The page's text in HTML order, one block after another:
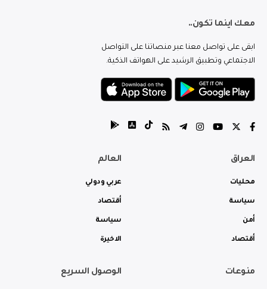
معك اينما تكون..
ابقى على تواصل معنا عبر منصاتنا على التواصل
الاجتماعي وتطبيق الرشيد على الهواتف الذكية.
العراق
محليات
سياسة
أمن
أقتصاد
العالم
عربي ودولي
أقتصاد
سياسة
الاخيرة
منوعات الوصول السريع